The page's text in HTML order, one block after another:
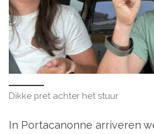
Dikke pret achter het stuur
In Portacanonne arriveren